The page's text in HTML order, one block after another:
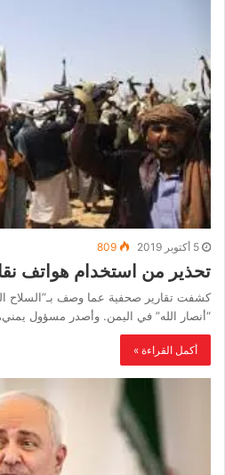
5 أكتوبر 2019 809
تحذير من استخدام هواتف
كشفت تقارير صحفية عما وصف بـ”السلاح
“أنصار الله” في اليمن. وأصدر مسؤول
أكمل القراءة »